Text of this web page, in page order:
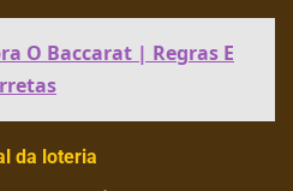
O Baccarat | Regras E
da loteria